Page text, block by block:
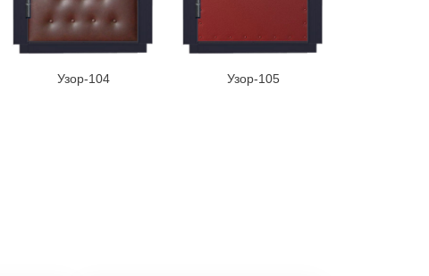
Узор-104 Узор-105